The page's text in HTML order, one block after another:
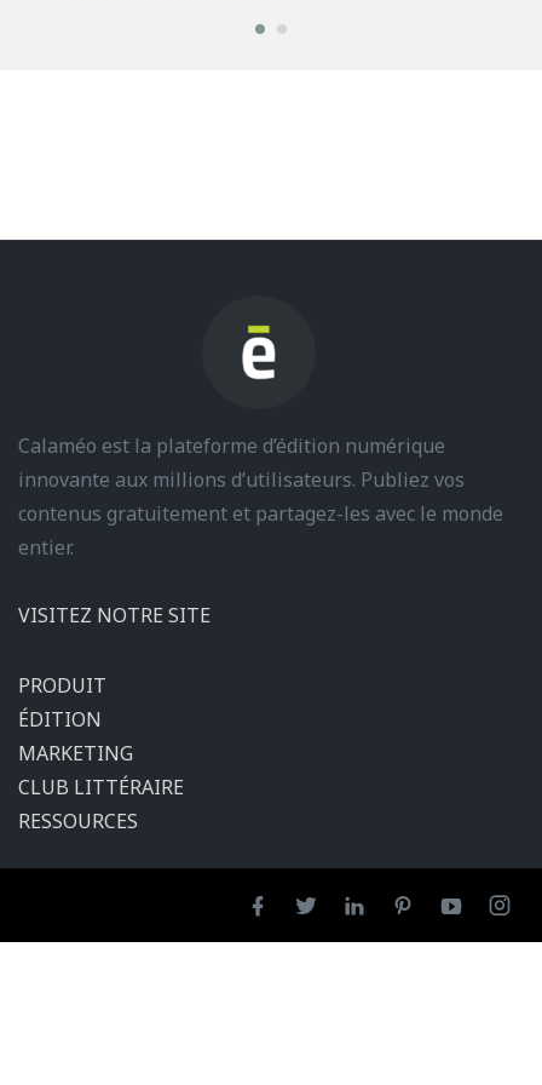
Calaméo est la plateforme d’édition numérique
innovante aux millions d’utilisateurs. Publiez vos
contenus gratuitement et partagez-les avec le monde
entier.
VISITEZ NOTRE SITE
PRODUIT
ÉDITION
MARKETING
CLUB LITTÉRAIRE
RESSOURCES